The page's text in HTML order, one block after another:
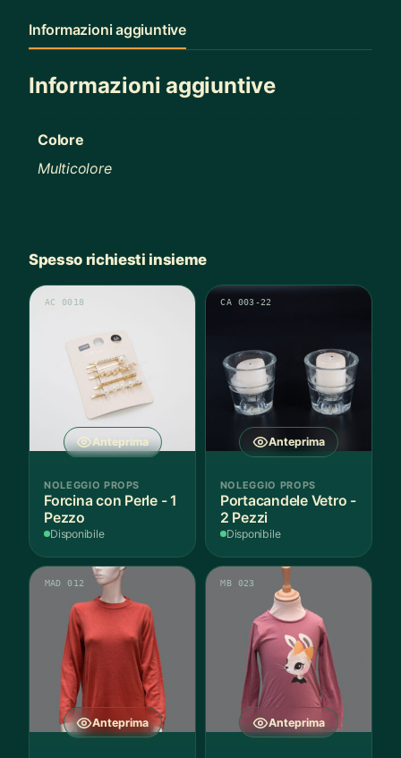
Informazioni aggiuntive
Informazioni aggiuntive
Colore
Multicolore
Spesso richiesti insieme
Anteprima
AC 0018
NOLEGGIO PROPS
Forcina con Perle - 1
Pezzo
Disponibile
Anteprima
CA 003-22
NOLEGGIO PROPS
Portacandele Vetro -
2 Pezzi
Disponibile
Anteprima
MAD 012
Anteprima
MB 023